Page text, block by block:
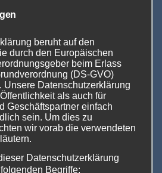
sondern mittlerweile
sein wird.
eine der wichtigsten
The Hall of Vape:
Gallery
so wie wir es heute
beruht auf den
durch den Europäischen
beim Erlass
(DS-GVO)
Unsere Datenschutzerklärung
als auch für
Geschäftspartner einfach
sein. Um dies zu
wir vorab die verwendeten
Datenschutzerklärung
Begriffe: